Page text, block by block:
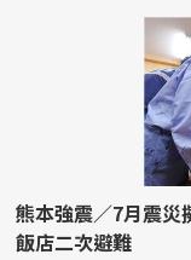
熊本強震／7月震
飯店二次避難